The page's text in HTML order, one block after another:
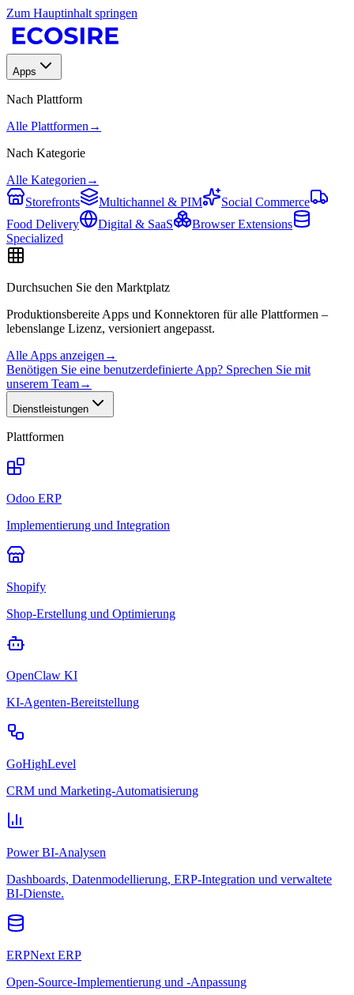
Zum Hauptinhalt springen
Apps
Nach Plattform
Alle Plattformen →
Nach Kategorie
Alle Kategorien →
Storefronts
Multichannel & PIM
Social Commerce
Food Delivery
Digital & SaaS
Browser Extensions
Specialized
Durchsuchen Sie den Marktplatz
Produktionsbereite Apps und Konnektoren für alle Plattformen –
lebenslange Lizenz, versioniert angepasst.
Alle Apps anzeigen →
Benötigen Sie eine benutzerdefinierte App? Sprechen Sie mit
unserem Team→
Dienstleistungen
Plattformen
Odoo ERP
Implementierung und Integration
Shopify
Shop-Erstellung und Optimierung
OpenClaw KI
KI-Agenten-Bereitstellung
GoHighLevel
CRM und Marketing-Automatisierung
Power BI-Analysen
Dashboards, Datenmodellierung, ERP-Integration und verwaltete
BI-Dienste.
ERPNext ERP
Open-Source-Implementierung und -Anpassung